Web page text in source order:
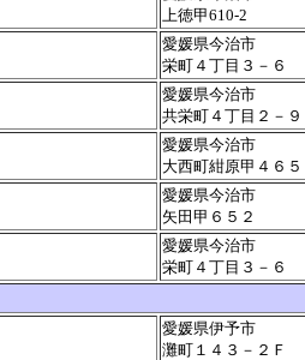
上徳甲610-2
愛媛県今治市
栄町４丁目３－６
愛媛県今治市
共栄町４丁目２－９
愛媛県今治市
大西町紺原甲４６
愛媛県今治市
矢田甲６５２
愛媛県今治市
栄町４丁目３－６
愛媛県伊予市
灘町１４３－２Ｆ